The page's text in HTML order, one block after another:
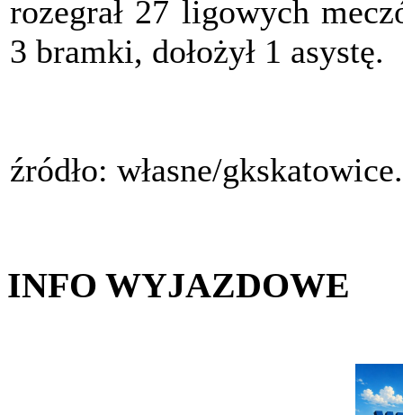
rozegrał 27 ligowych
3 bramki, dołożył 1 asystę.
źródło: własne/
INFO WYJAZDOWE